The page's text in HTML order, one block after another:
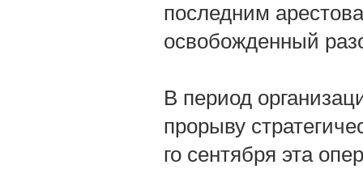
последним
освобожденный
В период
прорыву
го сентября эта